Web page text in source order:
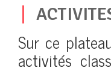
Sur ce
activités